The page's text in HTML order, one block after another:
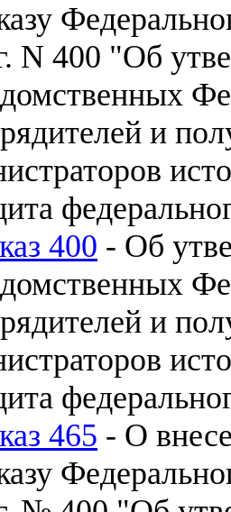
N 400 "Об
и
400 - Об
и
465 - О